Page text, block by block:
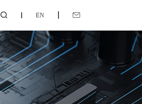
 EN 